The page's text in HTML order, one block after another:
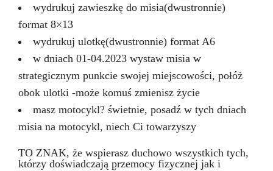
wydrukuj zawieszkę do misia(dwustronnie)
format 8×13
wydrukuj ulotkę(dwustronnie) format A6
w dniach 01-04.2023 wystaw misia w
strategicznym punkcie swojej miejscowości, połóż
obok ulotki -może komuś zmienisz życie
masz motocykl? świetnie, posadź w tych dniach
misia na motocykl, niech Ci towarzyszy
TO ZNAK, że wspierasz duchowo wszystkich tych,
którzy doświadczają przemocy fizycznej jak i